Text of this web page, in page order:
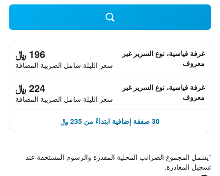
غرفة قياسية، نوع السرير غير
معروف
196 ﷼
سعر الليلة شامل الصريبة المضافة
غرفة قياسية، نوع السرير غير
معروف
224 ﷼
سعر الليلة شامل الصريبة المضافة
30 صفقة إضافية ابتداءً من 235 ﷼
*يشمل المجموع الضرائب المحلية المقدرة والرسوم المستحقة عند
تسجيل المغادرة.